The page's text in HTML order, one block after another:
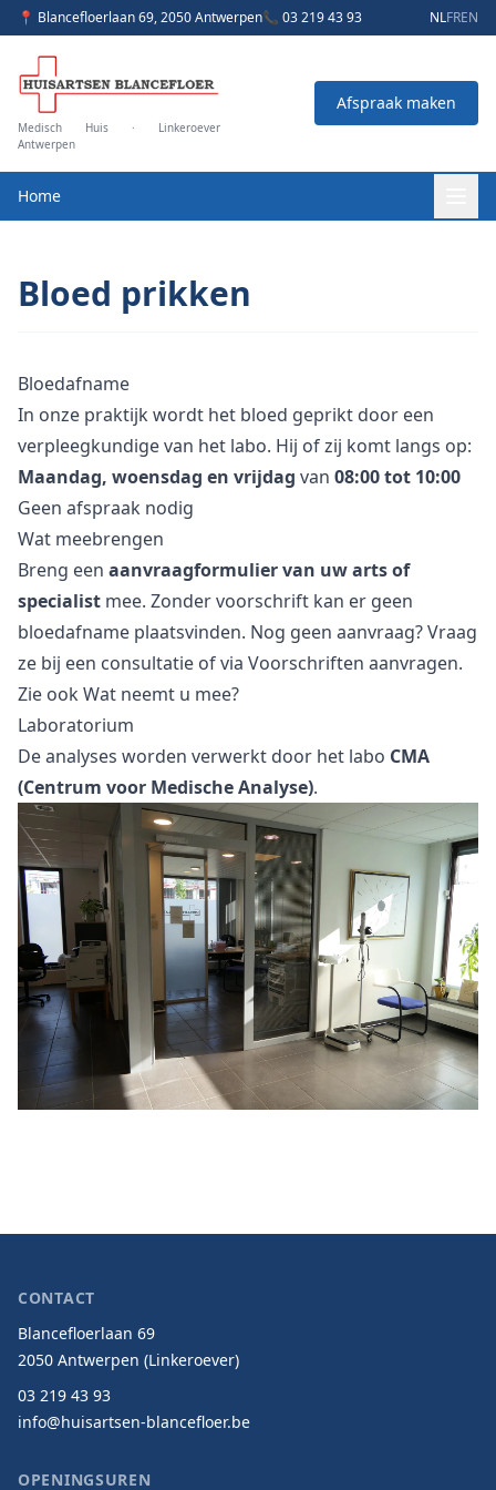
📍 Blancefloerlaan 69, 2050 Antwerpen📞 03 219 43 93 NLFREN
Medisch Huis · Linkeroever
Antwerpen
Afspraak maken
Home
Bloed prikken
Bloedafname
In onze praktijk wordt het bloed geprikt door een
verpleegkundige van het labo. Hij of zij komt langs op:
Maandag, woensdag en vrijdag van 08:00 tot 10:00
Geen afspraak nodig
Wat meebrengen
Breng een aanvraagformulier van uw arts of
specialist mee. Zonder voorschrift kan er geen
bloedafname plaatsvinden. Nog geen aanvraag? Vraag
ze bij een consultatie of via Voorschriften aanvragen.
Zie ook Wat neemt u mee?
Laboratorium
De analyses worden verwerkt door het labo CMA
(Centrum voor Medische Analyse).
CONTACT
Blancefloerlaan 69
2050 Antwerpen (Linkeroever)
03 219 43 93
info@huisartsen-blancefloer.be
OPENINGSUREN